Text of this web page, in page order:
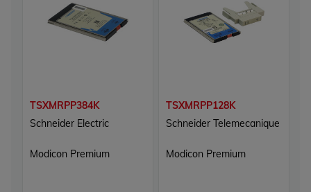
TSXMRPP384K
Schneider Electric
Modicon Premium
TSXMRPP128K
Schneider Telemecanique
Modicon Premium